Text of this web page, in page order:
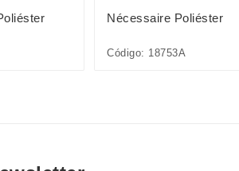
Nécessaire Poliéster
Código: 18753A